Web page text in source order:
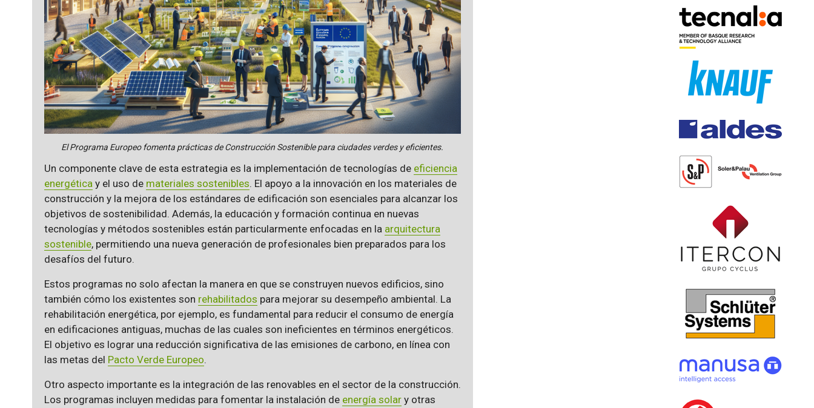
El Programa Europeo fomenta prácticas de Construcción Sostenible para ciudades verdes y eficientes.
Un componente clave de esta estrategia es la implementación de tecnologías de eficiencia
energéticay el uso de materiales sostenibles. El apoyo a la innovación en los materiales de
construcción y la mejora de los estándares de edificación son esenciales para alcanzar los
objetivos de sostenibilidad. Además, la educación y formación continua en nuevas
tecnologías y métodos sostenibles están particularmente enfocadas en la arquitectura
sostenible, permitiendo una nueva generación de profesionales bien preparados para los
desafíos del futuro.
Estos programas no solo afectan la manera en que se construyen nuevos edificios, sino
también cómo los existentes son rehabilitados para mejorar su desempeño ambiental. La
rehabilitación energética, por ejemplo, es fundamental para reducir el consumo de energía
en edificaciones antiguas, muchas de las cuales son ineficientes en términos energéticos.
El objetivo es lograr una reducción significativa de las emisiones de carbono, en línea con
las metas del Pacto Verde Europeo.
Otro aspecto importante es la integración de las renovables en el sector de la construcción.
Los programas incluyen medidas para fomentar la instalación de energía solary otras